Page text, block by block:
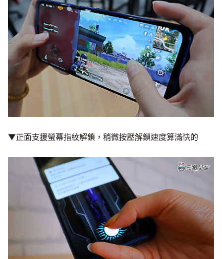
▼正面支援螢幕指紋解鎖，稍微按壓解鎖速度算滿快的